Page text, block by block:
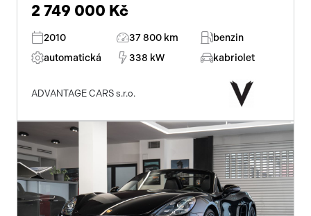
2 749 000 Kč
2010 37 800 km
benzin
automatická
338 kW kabriolet
ADVANTAGE CARS s.r.o.